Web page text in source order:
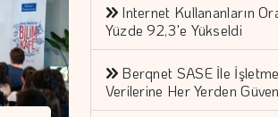
Internet Kullananların
Yüzde 92,3'e Yükseldi
Berqnet SASE İle
Verilerine Her Yerden